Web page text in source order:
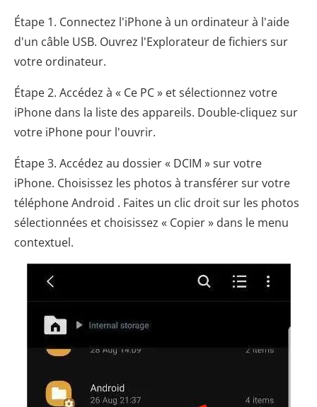
Étape 1. Connectez l'iPhone à un ordinateur à l'aide
d'un câble USB. Ouvrez l'Explorateur de fichiers sur
votre ordinateur.
Étape 2. Accédez à « Ce PC » et sélectionnez votre
iPhone dans la liste des appareils. Double-cliquez sur
votre iPhone pour l'ouvrir.
Étape 3. Accédez au dossier « DCIM » sur votre
iPhone. Choisissez les photos à transférer sur votre
téléphone Android . Faites un clic droit sur les photos
sélectionnées et choisissez « Copier » dans le menu
contextuel.